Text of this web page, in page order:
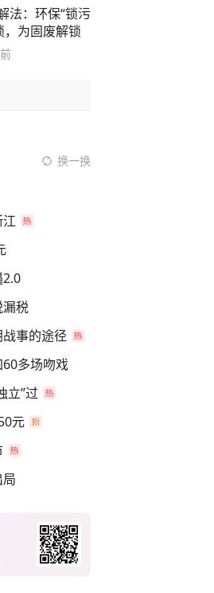
法：环保“锁污
，为固废解锁
换一换
税
事的途径
多场吻戏
立”过
元